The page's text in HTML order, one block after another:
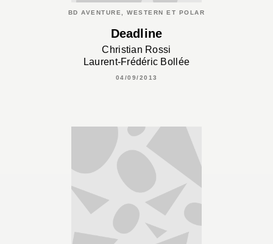
BD AVENTURE, WESTERN ET POLAR
Deadline
Christian Rossi
Laurent-Frédéric Bollée
04/09/2013